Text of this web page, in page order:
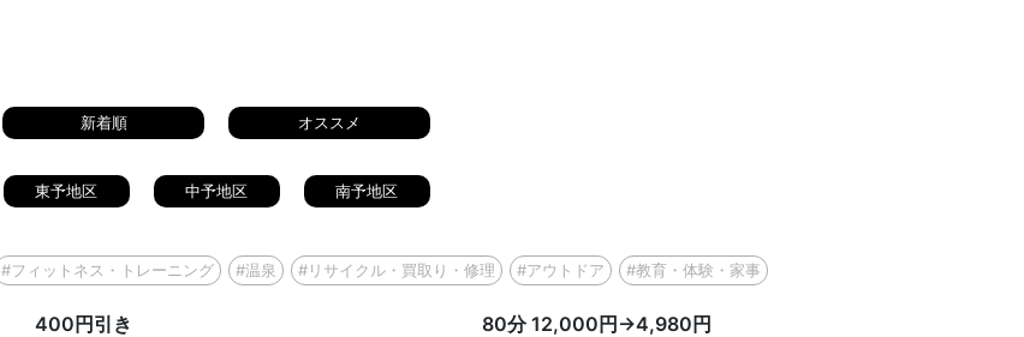
新着順 オススメ
東予地区 中予地区 南予地区
#フィットネス・トレーニング #温泉 #リサイクル・買取り・修理 #アウトドア #教育・体験・家事
400円引き 80分 12,000円→4,980円